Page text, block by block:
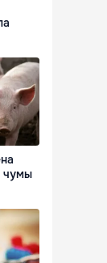
чумы